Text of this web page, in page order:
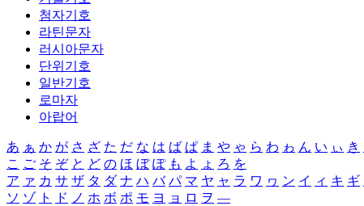
첨자기호
라틴문자
러시아문자
단위기호
일반기호
로마자
아랍어
あ ぁ か が さ ざ た だ な は ば ぱ ま や ゃ ら わ ゎ ん い ぃ き
こ ご そ ぞ と ど の ほ ぼ ぽ も よ ょ ろ を
ア ァ カ サ ザ タ ダ ナ ハ バ パ マ ヤ ャ ラ ワ ヮ ン イ ィ キ ギ
ソ ゾ ト ド ノ ホ ボ ポ モ ヨ ョ ロ ヲ ―